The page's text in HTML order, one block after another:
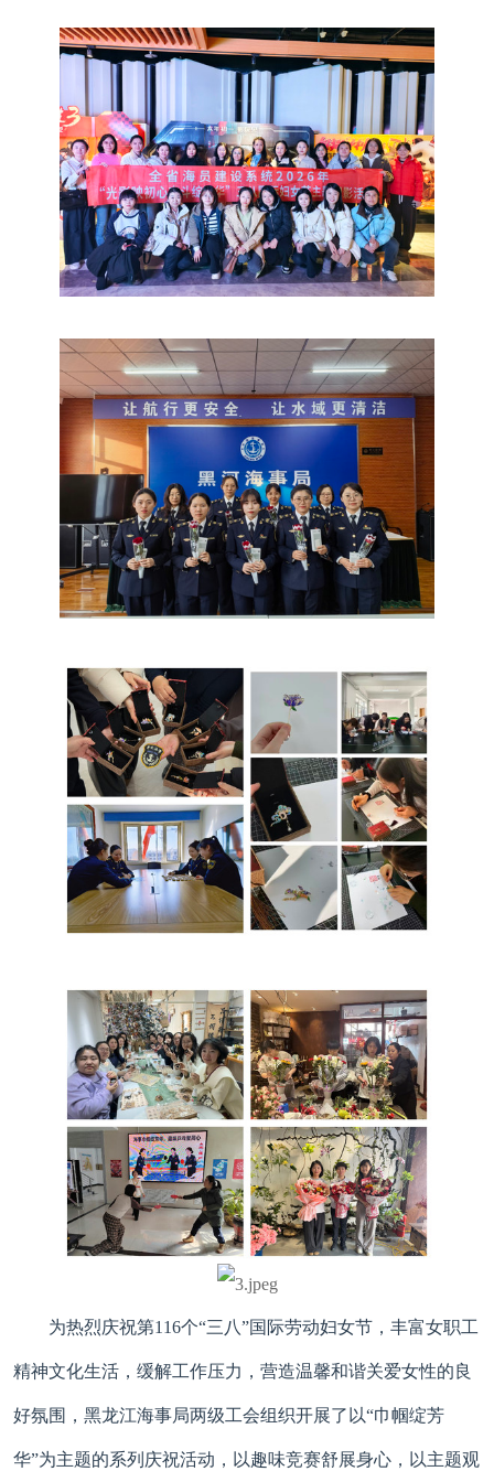
为热烈庆祝第116个“三八”国际劳动妇女节，丰富女职工
精神文化生活，缓解工作压力，营造温馨和谐关爱女性的良
好氛围，黑龙江海事局两级工会组织开展了以“巾帼绽芳
华”为主题的系列庆祝活动，以趣味竞赛舒展身心，以主题观